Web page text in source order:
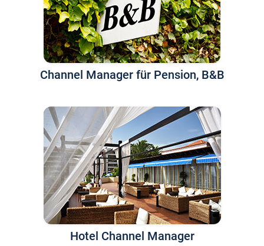
Channel Manager für Pension, B&B
Hotel Channel Manager